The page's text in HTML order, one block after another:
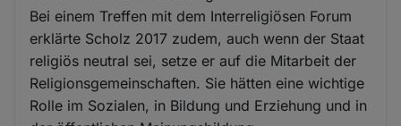
Bei einem Treffen mit dem Interreligiösen Forum
erklärte Scholz 2017 zudem, auch wenn der Staat
religiös neutral sei, setze er auf die Mitarbeit der
Religionsgemeinschaften. Sie hätten eine wichtige
Rolle im Sozialen, in Bildung und Erziehung und in